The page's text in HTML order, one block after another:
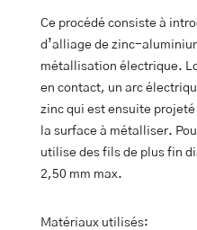
Ce procédé consiste à
d’alliage de zinc-
métallisation électrique.
en contact, un arc
zinc qui est ensuite projeté
la surface à métalliser.
utilise des fils de plus fin
2,50 mm max.
Matériaux utilisés: